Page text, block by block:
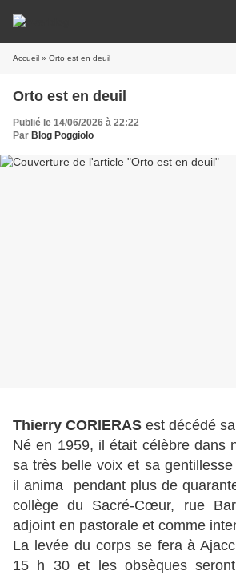
Accueil » Orto est en deuil
Orto est en deuil
Publié le 14/06/2026 à 22:22
Par Blog Poggiolo
Thierry CORIERAS est décédé
Né en 1959, il était célèbre dans
sa très belle voix et sa
il anima pendant plus de
collège du Sacré-Cœur, rue
adjoint en pastorale et comme
La levée du corps se fera à
15 h 30 et les obsèques